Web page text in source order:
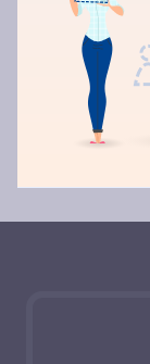
LAVYN